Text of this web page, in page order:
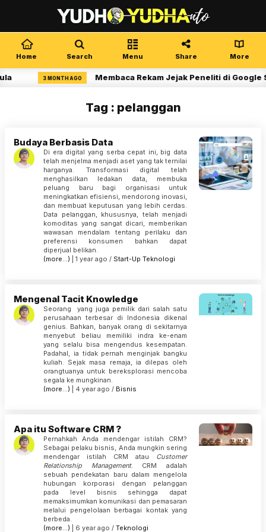
Home Search Menu Share More
3 MONTH AGO Membaca Rekam Jejak Peneliti di Google
Tag : pelanggan
Budaya Berbasis Data
Di era digital yang serba cepat ini, big data
telah menjelma menjadi aset yang tak ternilai
harganya. Transformasi digital telah
menghasilkan ledakan data, membuka
peluang baru bagi organisasi untuk
meningkatkan efisiensi, mendorong inovasi,
dan membuat keputusan yang lebih cerdas.
Data pelanggan, khususnya, telah menjadi
komoditas yang sangat dicari, memberikan
wawasan mendalam tentang perilaku dan
preferensi konsumen bahkan dapat
diperjual belikan.
(more…) | 1 year ago / Start-Up Teknologi
Mengenal Tacit Knowledge
Seorang yang juga pemilik dari salah satu
perusahaan terbesar di Indonesia dikenal
genius. Bahkan, banyak orang di sekitarnya
menyebut beliau memiliki indra ke-enam
yang selalu bisa mengendus kesempatan.
Padahal, ia tidak pernah menginjak bangku
kuliah. Sejak masa remaja, ia dilepas oleh
orangtua­nya untuk bereksplorasi mencoba
segala ke­ mungkinan.
(more…) | 4 year ago / Bisnis
Apa itu Software CRM ?
Pernahkah Anda mendengar istilah CRM?
Sebagai pelaku bisnis, Anda mungkin sering
mendengar istilah CRM atau Customer
Relationship Management. CRM adalah
sebuah pendekatan baru dalam mengelola
hubungan korporasi dengan pelanggan
pada level bisnis sehingga dapat
memaksimumkan komunikasi dan pemasaran
melalui pengelolaan berbagai kontak yang
berbeda.
(more…) | 6 year ago / Teknologi